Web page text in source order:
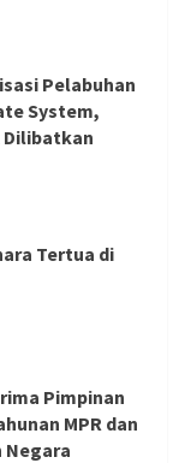
dan
Pelabuhan
System,
Dilibatkan
Tertua di
Pimpinan
MPR dan
Negara